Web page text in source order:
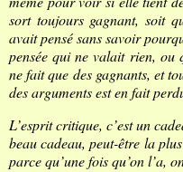
sort toujours gagnant, soit
avait pensé sans savoir
pensée qui ne valait rien,
ne fait que des gagnants, et
des arguments est en fait
L’esprit critique, c’est un
beau cadeau, peut-être la
parce qu’une fois qu’on l’a,